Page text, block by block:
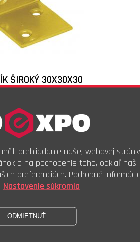
ŠIROKÝ 30X30X30
Skladové číslo:
Objednávkový kód:
0,18€s DPH
0,14
bez DPH
Ks
Kúpiť
prehliadanie našej webovej
a na pochopenie toho, odkiaľ naši
preferenciách. Podrobné
Nastavenie súkromia